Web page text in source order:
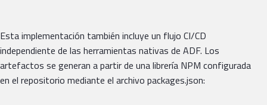
Esta implementación también incluye un flujo CI/CD
independiente de las herramientas nativas de ADF. Los
artefactos se generan a partir de una librería NPM configurada
en el repositorio mediante el archivo packages.json: